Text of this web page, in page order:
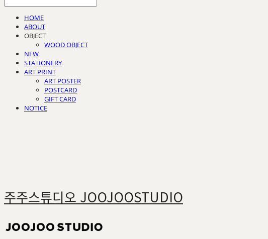
HOME
ABOUT
OBJECT
WOOD OBJECT
NEW
STATIONERY
ART PRINT
ART POSTER
POSTCARD
GIFT CARD
NOTICE
주주스튜디오 JOOJOOSTUDIO